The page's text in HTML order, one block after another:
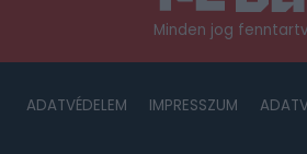
Minden jog
ADATVÉDELEM IMPRESSZUM